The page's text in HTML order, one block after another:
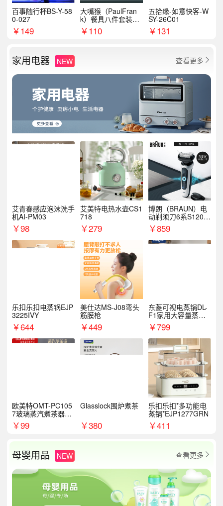
百事随行杯BS-Y-58
0-027
￥149
大嘴猴（PaulFran
k）餐具八件套装HC
T6007
￥110
五拾缘-如意快客-W
SY-26C01
￥131
家用电器 NEW 查看更多 
艾青春感应泡沫洗手
机AI-PM03
￥98
艾美特电热水壶CS1
718
￥279
博朗（BRAUN）电
动剃须刀6系S1200
S￥859
乐扣乐扣电蒸锅EJP
3225IVY
￥644
美仕达MS-J08弯头
筋膜枪
￥449
东菱可视电蒸锅DL-
F1家用大容量蒸炖
锅
￥799
欧美特OMT-PC105
7玻璃蒸汽煮茶器黑
茶泡茶具茶壶花茶壶
￥99
Glasslock围炉煮茶
￥380
乐扣乐扣*多功能电
蒸锅*EJP1277GRN
￥411
母婴用品 NEW 查看更多 